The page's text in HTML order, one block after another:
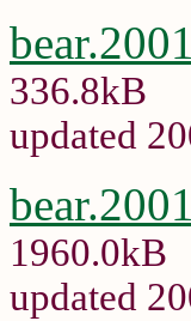
336.8kB
updated
1960.0kB
updated